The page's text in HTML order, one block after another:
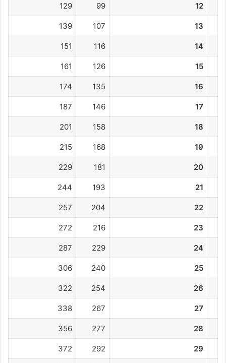
12
99
129
13
107
139
14
116
151
15
126
161
16
135
174
17
146
187
18
158
201
19
168
215
20
181
229
21
193
244
22
204
257
23
216
272
24
229
287
25
240
306
26
254
322
27
267
338
28
277
356
29
292
372